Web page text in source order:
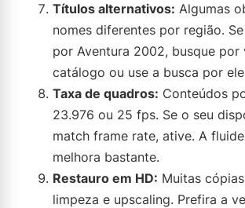
Títulos alternativos: Algumas
nomes diferentes por região.
por Aventura 2002, busque por
catálogo ou use a busca por
Taxa de quadros: Conteúdos
23.976 ou 25 fps. Se o seu
match frame rate, ative. A
melhora bastante.
Restauro em HD: Muitas
limpeza e upscaling. Prefira a